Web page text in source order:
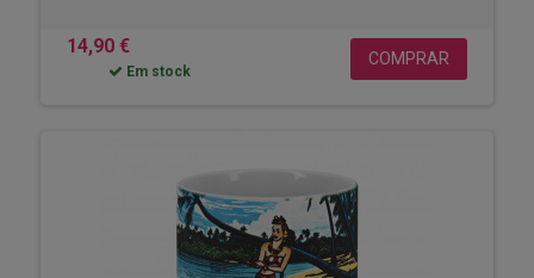
14,90 €
Em stock
COMPRAR